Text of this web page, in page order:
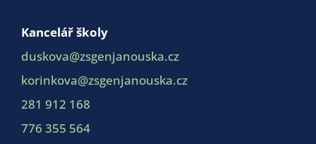
Kancelář školy
duskova@zsgenjanouska.cz
korinkova@zsgenjanouska.cz
281 912 168
776 355 564